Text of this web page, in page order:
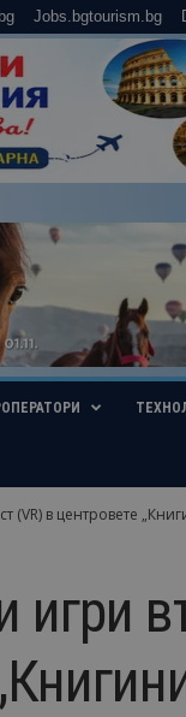
Jobs.bgtourism.bg
в центровете